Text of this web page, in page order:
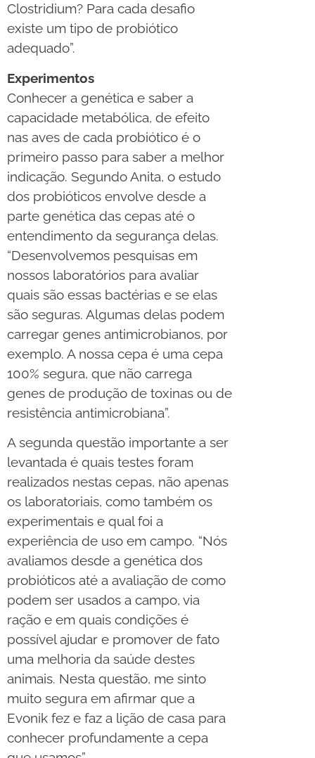
Clostridium? Para cada desafio
existe um tipo de probiótico
adequado”.
Experimentos
Conhecer a genética e saber a
capacidade metabólica, de efeito
nas aves de cada probiótico é o
primeiro passo para saber a melhor
indicação. Segundo Anita, o estudo
dos probióticos envolve desde a
parte genética das cepas até o
entendimento da segurança delas.
“Desenvolvemos pesquisas em
nossos laboratórios para avaliar
quais são essas bactérias e se elas
são seguras. Algumas delas podem
carregar genes antimicrobianos, por
exemplo. A nossa cepa é uma cepa
100% segura, que não carrega
genes de produção de toxinas ou de
resistência antimicrobiana”.
A segunda questão importante a ser
levantada é quais testes foram
realizados nestas cepas, não apenas
os laboratoriais, como também os
experimentais e qual foi a
experiência de uso em campo. “Nós
avaliamos desde a genética dos
probióticos até a avaliação de como
podem ser usados a campo, via
ração e em quais condições é
possível ajudar e promover de fato
uma melhoria da saúde destes
animais. Nesta questão, me sinto
muito segura em afirmar que a
Evonik fez e faz a lição de casa para
conhecer profundamente a cepa